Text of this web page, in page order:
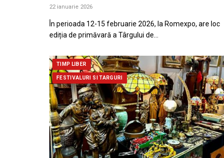
22 ianuarie 2026
În perioada 12-15 februarie 2026, la Romexpo, are loc
ediția de primăvară a Târgului de…
TIMP LIBER
FESTIVALURI SI TARGURI